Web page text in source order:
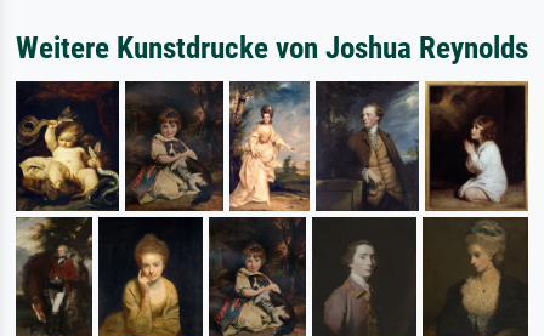
Weitere Kunstdrucke von Joshua Reynolds